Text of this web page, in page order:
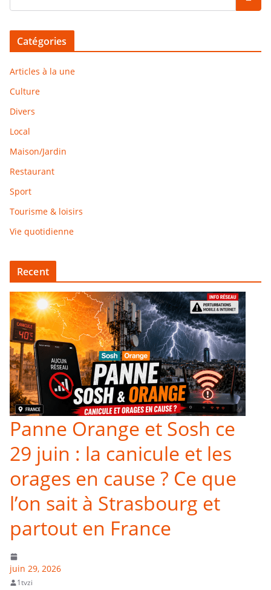
Catégories
Articles à la une
Culture
Divers
Local
Maison/Jardin
Restaurant
Sport
Tourisme & loisirs
Vie quotidienne
Recent
Panne Orange et Sosh ce
29 juin : la canicule et les
orages en cause ? Ce que
l’on sait à Strasbourg et
partout en France
juin 29, 2026
1tvzi